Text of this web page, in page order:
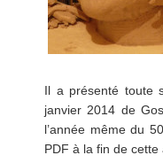
Il a présenté toute
janvier 2014 de
l’année même du
PDF à la fin de cette